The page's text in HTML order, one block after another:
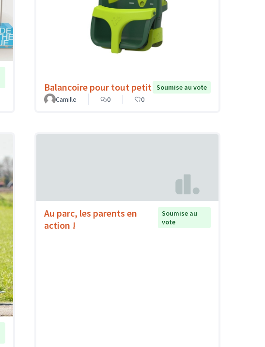
Balancoire pour tout petit
Soumise au vote
Camille
0 0
Au parc, les parents en
action !
Soumise au
vote